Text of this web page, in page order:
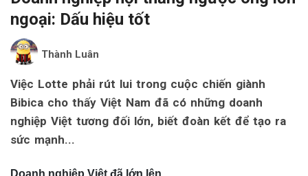
ngoại: Dấu hiệu tốt
Thành Luân
Việc Lotte phải rút lui trong cuộc chiến giành
Bibica cho thấy Việt Nam đã có những doanh
nghiệp Việt tương đối lớn, biết đoàn kết để tạo ra
sức mạnh...
Doanh nghiệp Việt đã lớn lên